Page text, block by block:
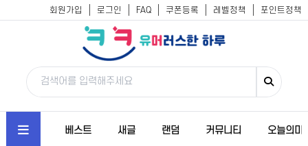
회원가입 로그인 FAQ 쿠폰등록 레벨정책 포인트정책
베스트 새글 랜덤 커뮤니티 오늘의미